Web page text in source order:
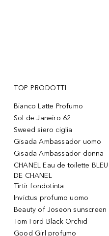
TOP PRODOTTI
Bianco Latte Profumo
Sol de Janeiro 62
Sweed siero ciglia
Gisada Ambassador uomo
Gisada Ambassador donna
CHANEL Eau de toilette BLEU
DE CHANEL
Tirtir fondotinta
Invictus profumo uomo
Beauty of Joseon sunscreen
Tom Ford Black Orchid
Good Girl profumo